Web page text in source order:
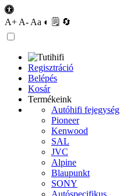
A+ A- Aa ◐ 🗒 🔄
Regisztráció
Belépés
Kosár
Termékeink
Autóhifi fejegység
Pioneer
Kenwood
SAL
JVC
Alpine
Blaupunkt
SONY
Autóspecifikus